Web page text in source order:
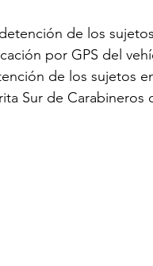
de los
por GPS del
de los sujetos
Sur de Carabineros